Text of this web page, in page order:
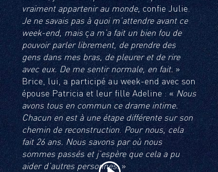
vraiment appartenir au monde,confie Julie.
Je ne savais pas à quoi m’attendre avant ce
week-end, maisça m’a fait un bien fou de
pouvoir parler librement, de prendre des
gens dans mes bras, de pleurer et de rire
avec eux. De me sentir normale, en fait.»
Brice, lui, a participé au week-end avec son
épouse Patricia et leur fille Adeline : «Nous
avons tous en commun ce drame intime.
Chacun en est à une étape différente sur son
chemin de reconstruction.Pour nous, cela
fait 26 ans. Nous savons par où nous
sommes passés et j’espère que cela a pu
aider d’autres personnes.»